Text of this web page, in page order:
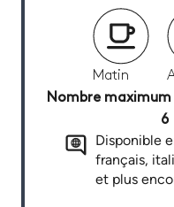
Matin
Nombre
6
Disponible
français,
et plus